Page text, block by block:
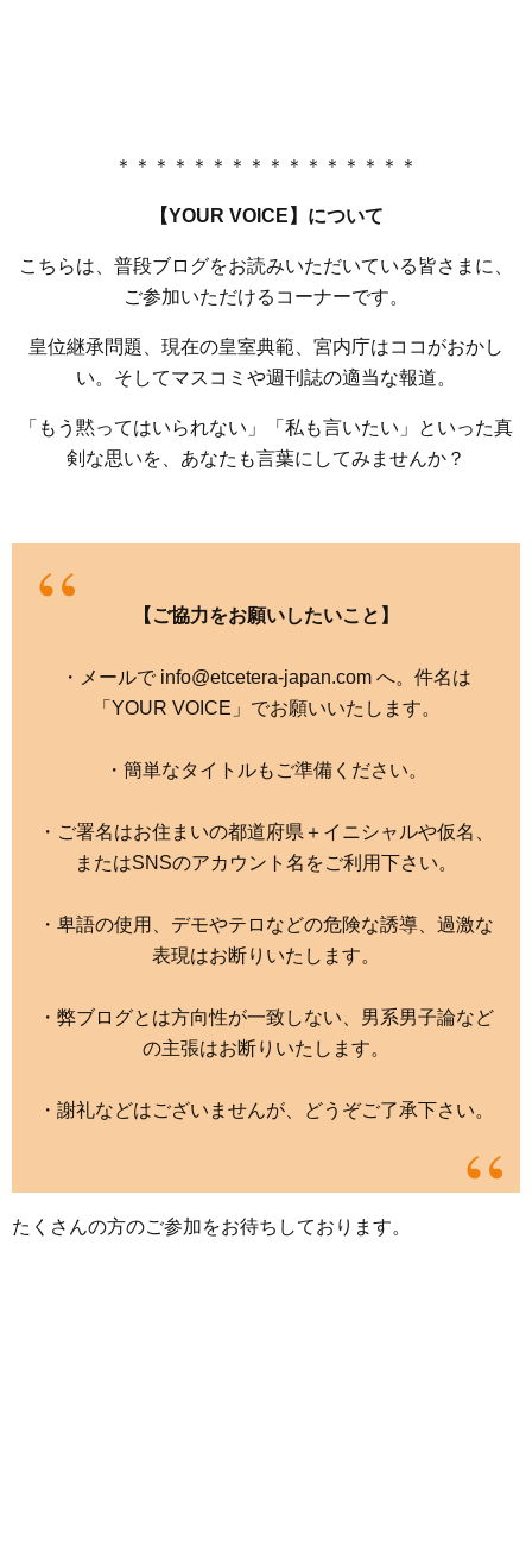
＊＊＊＊＊＊＊＊＊＊＊＊＊＊＊＊
【YOUR VOICE】について
こちらは、普段ブログをお読みいただいている皆さまに、
ご参加いただけるコーナーです。
皇位継承問題、現在の皇室典範、宮内庁はココがおかし
い。そしてマスコミや週刊誌の適当な報道。
「もう黙ってはいられない」「私も言いたい」といった真
剣な思いを、あなたも言葉にしてみませんか？
【ご協力をお願いしたいこと】
・メールで info@etcetera-japan.com へ。件名は
「YOUR VOICE」でお願いいたします。
・簡単なタイトルもご準備ください。
・ご署名はお住まいの都道府県＋イニシャルや仮名、
またはSNSのアカウント名をご利用下さい。
・卑語の使用、デモやテロなどの危険な誘導、過激な
表現はお断りいたします。
・弊ブログとは方向性が一致しない、男系男子論など
の主張はお断りいたします。
・謝礼などはございませんが、どうぞご了承下さい。
たくさんの方のご参加をお待ちしております。